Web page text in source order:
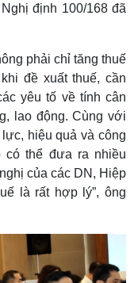
dùng
định 100/168 đã
phải chỉ tăng thuế
đề xuất thuế, cần
yêu tố về tính cân
lao động. Cùng với
hiệu quả và công
có thể đưa ra nhiều
của các DN, Hiệp
là rất hợp lý”, ông